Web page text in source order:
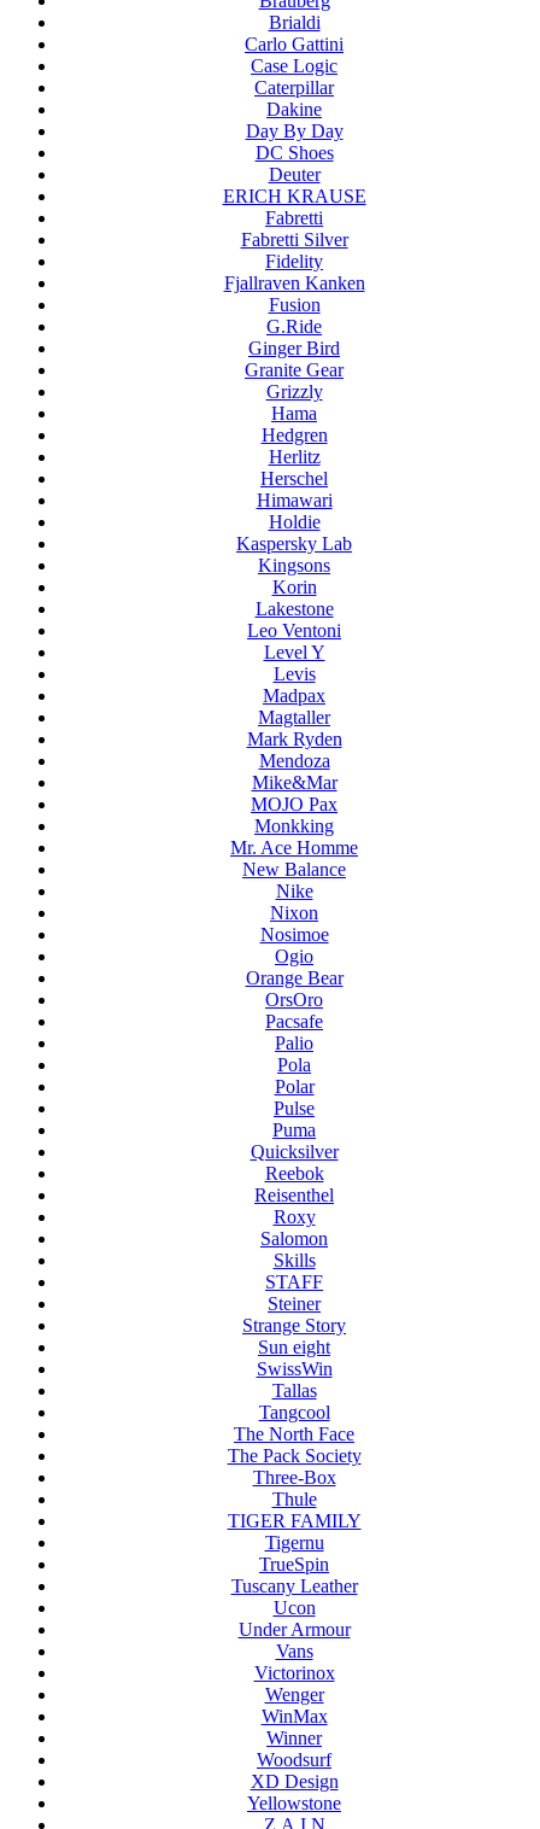
Brialdi
Carlo Gattini
Case Logic
Caterpillar
Dakine
Day By Day
DC Shoes
Deuter
ERICH KRAUSE
Fabretti
Fabretti Silver
Fidelity
Fjallraven Kanken
Fusion
G.Ride
Ginger Bird
Granite Gear
Grizzly
Hama
Hedgren
Herlitz
Herschel
Himawari
Holdie
Kaspersky Lab
Kingsons
Korin
Lakestone
Leo Ventoni
Level Y
Levis
Madpax
Magtaller
Mark Ryden
Mendoza
Mike&Mar
MOJO Pax
Monkking
Mr. Ace Homme
New Balance
Nike
Nixon
Nosimoe
Ogio
Orange Bear
OrsOro
Pacsafe
Palio
Pola
Polar
Pulse
Puma
Quicksilver
Reebok
Reisenthel
Roxy
Salomon
Skills
STAFF
Steiner
Strange Story
Sun eight
SwissWin
Tallas
Tangcool
The North Face
The Pack Society
Three-Box
Thule
TIGER FAMILY
Tigernu
TrueSpin
Tuscany Leather
Ucon
Under Armour
Vans
Victorinox
Wenger
WinMax
Winner
Woodsurf
XD Design
Yellowstone